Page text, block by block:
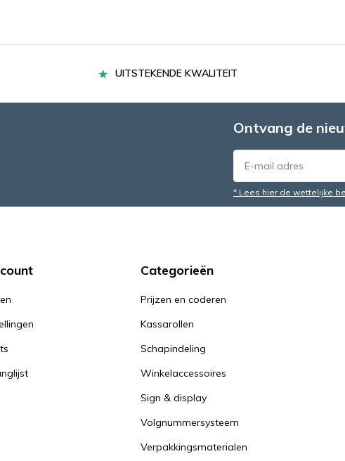
UITSTEKENDE KWALITEIT
Ontvang de
* Lees hier de wettelijke
Categorieën
Prijzen en coderen
Kassarollen
Schapindeling
Winkelaccessoires
Sign & display
Volgnummersysteem
Verpakkingsmaterialen